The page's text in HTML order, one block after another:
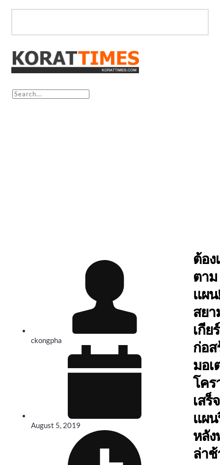
ckongpha
August 5, 2019
ต้อง
ตาม
แผ
สยา
เกีย
ก่อส
มอเ
โคร
เสร็
แผน
หลั
ล่าช้